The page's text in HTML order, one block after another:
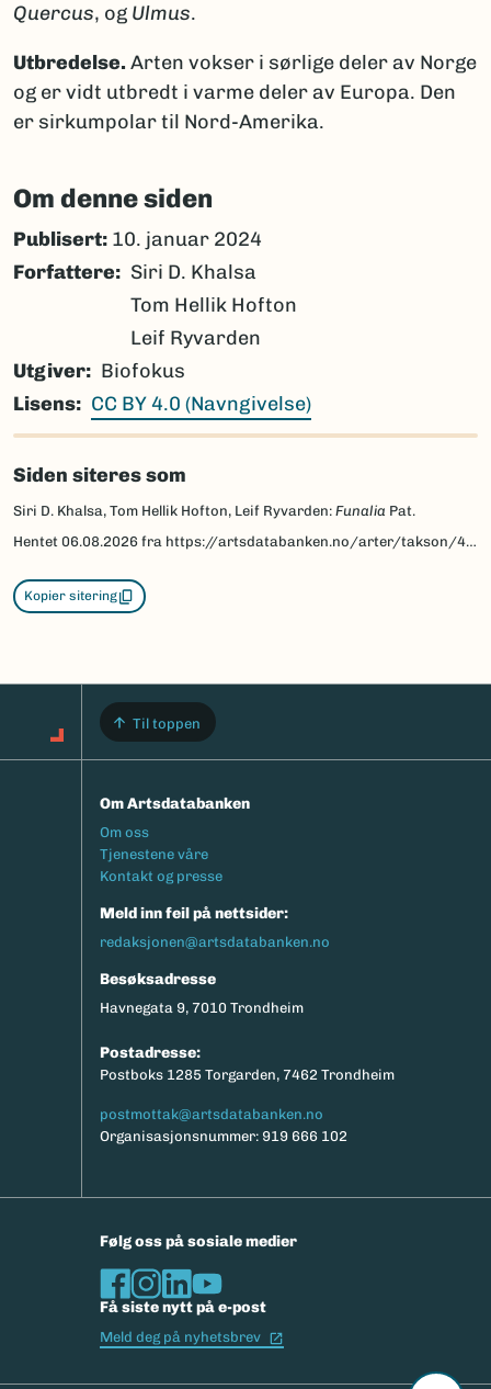
Quercus, og Ulmus.
Utbredelse. Arten vokser i sørlige deler av Norge
og er vidt utbredt i varme deler av Europa. Den
er sirkumpolar til Nord-Amerika.
Om denne siden
Publisert: 10. januar 2024
Forfattere
Siri D. Khalsa
Tom Hellik Hofton
Leif Ryvarden
Utgiver
Biofokus
Lisens
CC BY 4.0 (Navngivelse)
Siden siteres som
Siri D. Khalsa, Tom Hellik Hofton, Leif Ryvarden: Funalia Pat.
Hentet 06.08.2026 fra https://artsdatabanken.no/arter/takson/40030/beskrivelse
Kopier sitering
Til toppen
Om Artsdatabanken
Footermeny
Om oss
Tjenestene våre
Kontakt og presse
Meld inn feil på nettsider:
redaksjonen@artsdatabanken.no
Besøksadresse
Havnegata 9, 7010 Trondheim
Postadresse:
Postboks 1285 Torgarden, 7462 Trondheim
postmottak@artsdatabanken.no
Organisasjonsnummer: 919 666 102
Følg oss på sosiale medier
Få siste nytt på e-post
Meld deg på nyhetsbrev